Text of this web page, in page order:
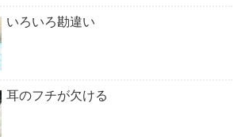
いろいろ勘違い
耳のフチが欠ける